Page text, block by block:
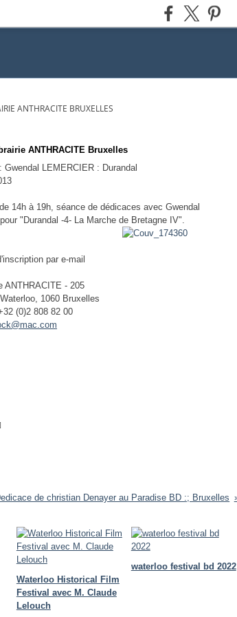
ANTHRACITE BRUXELLES
ANTHRACITE Bruxelles
Gwendal LEMERCIER : Durandal
14h à 19h, séance de dédicaces avec Gwendal
"Durandal -4- La Marche de Bretagne IV".
par e-mail
ANTHRACITE - 205
1060 Bruxelles
(0)2 808 82 00
]
de christian Denayer au Paradise BD :; Bruxelles
Waterloo Historical Film
Festival avec M. Claude
Lelouch
waterloo festival bd 2022